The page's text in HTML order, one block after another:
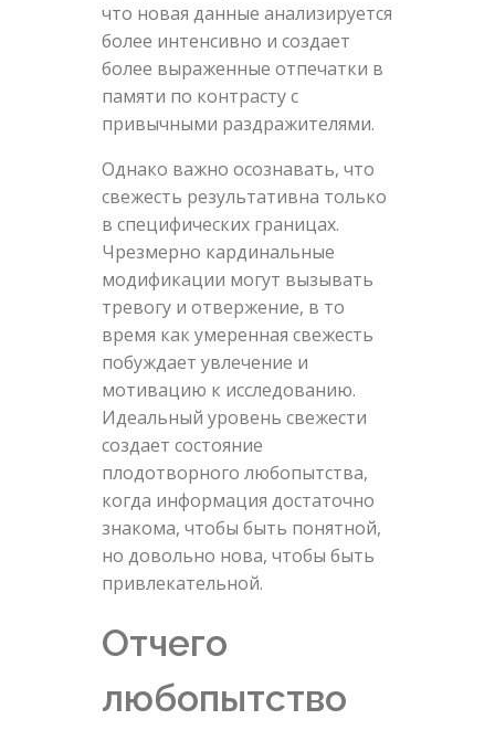
что новая данные анализируется
более интенсивно и создает
более выраженные отпечатки в
памяти по контрасту с
привычными раздражителями.
Однако важно осознавать, что
свежесть результативна только
в специфических границах.
Чрезмерно кардинальные
модификации могут вызывать
тревогу и отвержение, в то
время как умеренная свежесть
побуждает увлечение и
мотивацию к исследованию.
Идеальный уровень свежести
создает состояние
плодотворного любопытства,
когда информация достаточно
знакома, чтобы быть понятной,
но довольно нова, чтобы быть
привлекательной.
Отчего
любопытство